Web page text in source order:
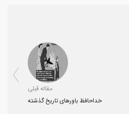
مقاله قبلی
خداحافظ باورهای تاریخ‌ گذشته